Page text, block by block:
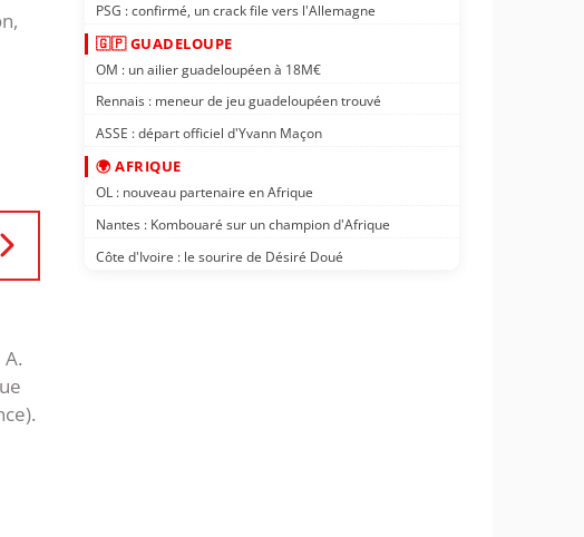
PSG : confirmé, un crack file vers l'Allemagne
🇬🇵 GUADELOUPE
OM : un ailier guadeloupéen à 18M€
Rennais : meneur de jeu guadeloupéen trouvé
ASSE : départ officiel d'Yvann Maçon
🌍 AFRIQUE
OL : nouveau partenaire en Afrique
Nantes : Kombouaré sur un champion d'Afrique
Côte d'Ivoire : le sourire de Désiré Doué